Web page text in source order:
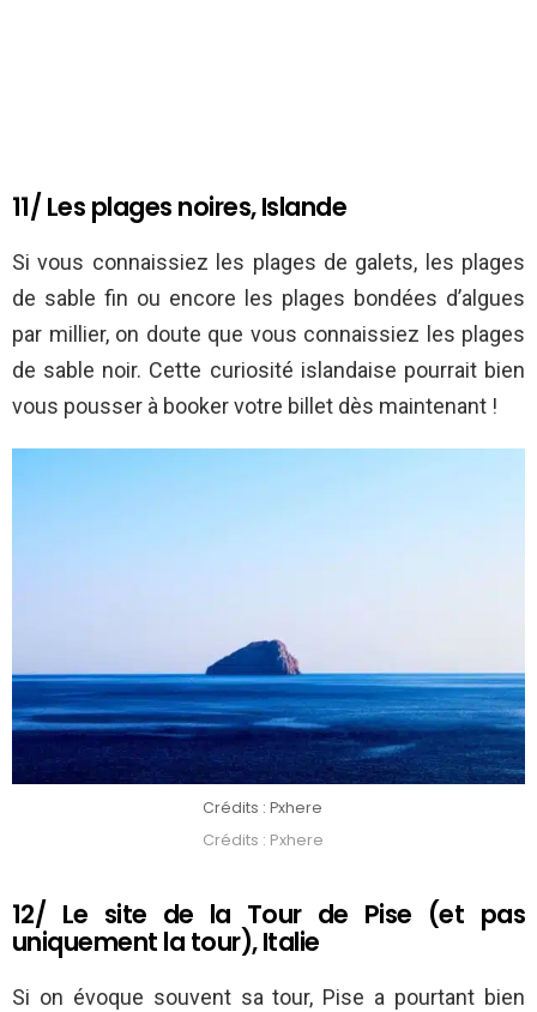
11/ Les plages noires, Islande
Si vous connaissiez les plages de galets, les plages
de sable fin ou encore les plages bondées d’algues
par millier, on doute que vous connaissiez les plages
de sable noir. Cette curiosité islandaise pourrait bien
vous pousser à booker votre billet dès maintenant !
Crédits : Pxhere
Crédits : Pxhere
12/ Le site de la Tour de Pise (et pas
uniquement la tour), Italie
Si on évoque souvent sa tour, Pise a pourtant bien